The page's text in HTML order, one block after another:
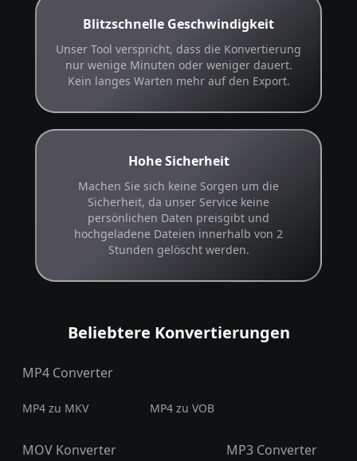
Blitzschnelle Geschwindigkeit
Unser Tool verspricht, dass die Konvertierung
nur wenige Minuten oder weniger dauert.
Kein langes Warten mehr auf den Export.
Hohe Sicherheit
Machen Sie sich keine Sorgen um die
Sicherheit, da unser Service keine
persönlichen Daten preisgibt und
hochgeladene Dateien innerhalb von 2
Stunden gelöscht werden.
Beliebtere Konvertierungen
MP4 Converter
MP4 zu MKV MP4 zu VOB
MOV Konverter MP3 Converter